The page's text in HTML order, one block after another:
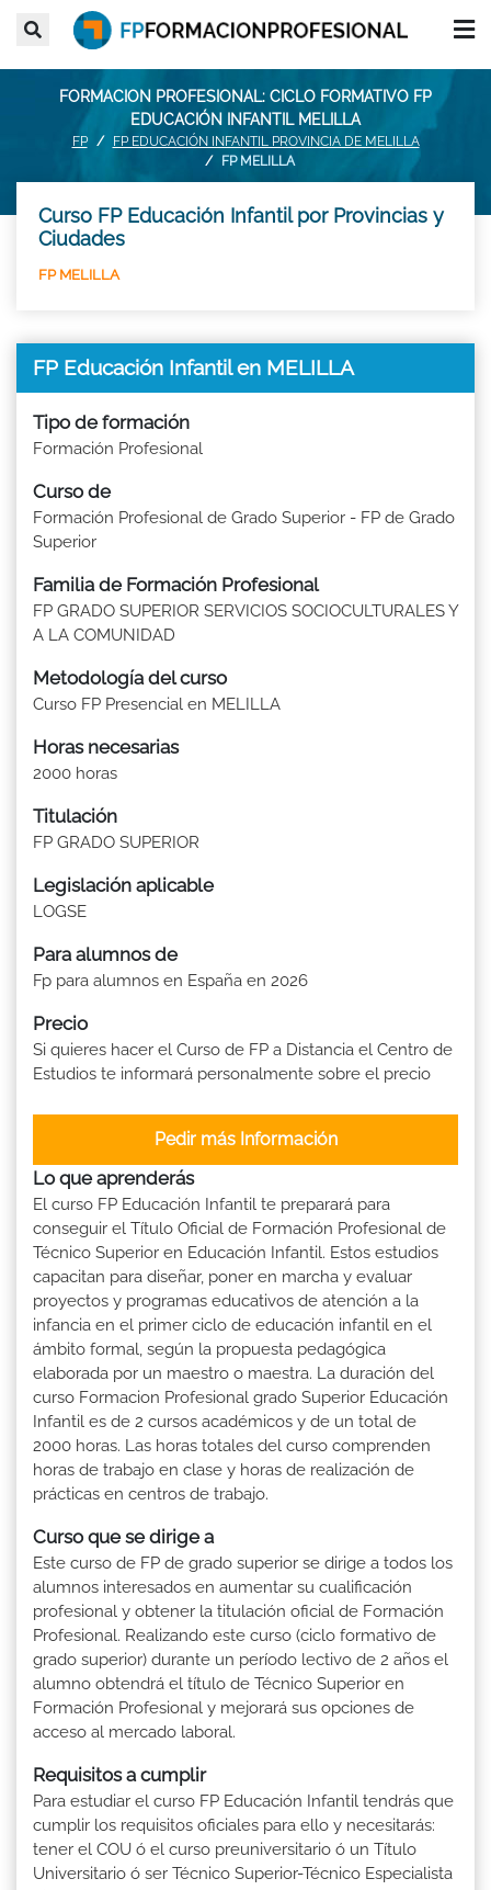
FORMACION PROFESIONAL: CICLO FORMATIVO FP
EDUCACIÓN INFANTIL MELILLA
FP
FP EDUCACIÓN INFANTIL PROVINCIA DE MELILLA
FP MELILLA
Curso FP Educación Infantil por Provincias y
Ciudades
FP MELILLA
FP Educación Infantil en MELILLA
Tipo de formación
Formación Profesional
Curso de
Formación Profesional de Grado Superior - FP de Grado
Superior
Familia de Formación Profesional
FP GRADO SUPERIOR SERVICIOS SOCIOCULTURALES Y
A LA COMUNIDAD
Metodología del curso
Curso FP Presencial en MELILLA
Horas necesarias
2000 horas
Titulación
FP GRADO SUPERIOR
Legislación aplicable
LOGSE
Para alumnos de
Fp para alumnos en España en 2026
Precio
Si quieres hacer el Curso de FP a Distancia el Centro de
Estudios te informará personalmente sobre el precio
Pedir más Información
Lo que aprenderás
El curso FP Educación Infantil te preparará para
conseguir el Título Oficial de Formación Profesional de
Técnico Superior en Educación Infantil. Estos estudios
capacitan para diseñar, poner en marcha y evaluar
proyectos y programas educativos de atención a la
infancia en el primer ciclo de educación infantil en el
ámbito formal, según la propuesta pedagógica
elaborada por un maestro o maestra. La duración del
curso Formacion Profesional grado Superior Educación
Infantil es de 2 cursos académicos y de un total de
2000 horas. Las horas totales del curso comprenden
horas de trabajo en clase y horas de realización de
prácticas en centros de trabajo.
Curso que se dirige a
Este curso de FP de grado superior se dirige a todos los
alumnos interesados en aumentar su cualificación
profesional y obtener la titulación oficial de Formación
Profesional. Realizando este curso (ciclo formativo de
grado superior) durante un período lectivo de 2 años el
alumno obtendrá el título de Técnico Superior en
Formación Profesional y mejorará sus opciones de
acceso al mercado laboral.
Requisitos a cumplir
Para estudiar el curso FP Educación Infantil tendrás que
cumplir los requisitos oficiales para ello y necesitarás:
tener el COU ó el curso preuniversitario ó un Título
Universitario ó ser Técnico Superior-Técnico Especialista